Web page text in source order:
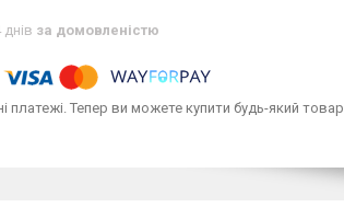
за домовленістю
платежі. Тепер ви можете купити будь-який